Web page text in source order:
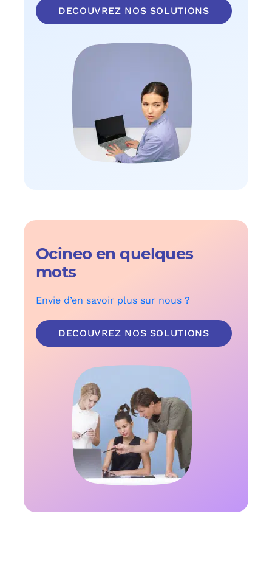
DECOUVREZ NOS SOLUTIONS
Ocineo en quelques
mots
Envie d’en savoir plus sur nous ?
DECOUVREZ NOS SOLUTIONS